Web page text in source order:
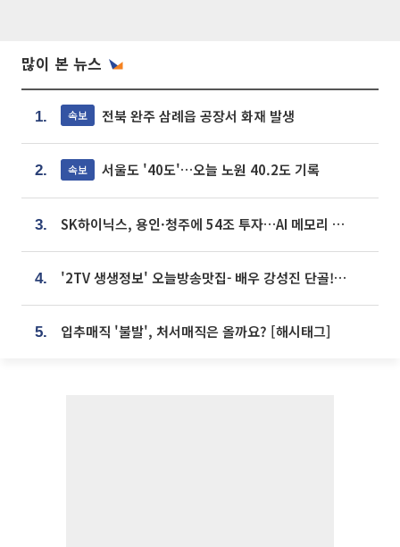
많이 본 뉴스
1. 속보 전북 완주 삼례읍 공장서 화재 발생
2. 속보 서울도 '40도'…오늘 노원 40.2도 기록
3. SK하이닉스, 용인·청주에 54조 투자…AI 메모리 생산기지 키운다
4. '2TV 생생정보' 오늘방송맛집- 배우 강성진 단골! 쌀국수ㆍ푸팟퐁 커리 맛집 '블○○○'
5. 입추매직 '불발', 처서매직은 올까요? [해시태그]